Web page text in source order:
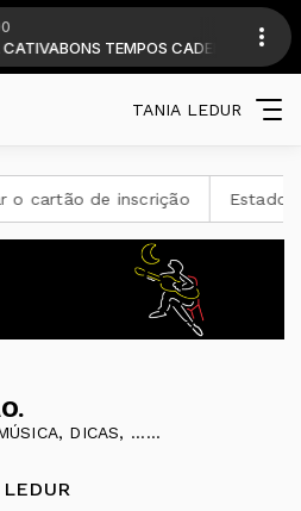
BONS TEMPOS CADEIRA
6
TANIA LEDUR
cartão de inscrição Estado
DICAS, ......